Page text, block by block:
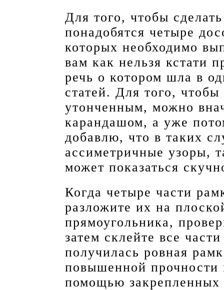
Для того, чтобы
понадобятся четыре
которых необходимо
вам как нельзя кстати
речь о котором шла в
статей. Для того,
утонченным, можно
карандашом, а уже
добавлю, что в таких
ассиметричные узоры,
может показаться
Когда четыре части
разложите их на
прямоугольника,
затем склейте все
получилась ровная
повышенной прочности
помощью